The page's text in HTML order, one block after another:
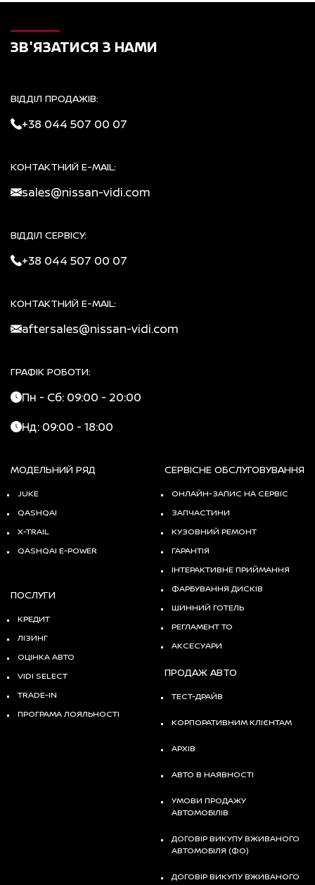
ЗВ'ЯЗАТИСЯ З НАМИ
ВІДДІЛ ПРОДАЖІВ:
+38 044 507 00 07
КОНТАКТНИЙ E-MAIL:
sales@nissan-vidi.com
ВІДДІЛ СЕРВІСУ:
+38 044 507 00 07
КОНТАКТНИЙ E-MAIL:
aftersales@nissan-vidi.com
ГРАФІК РОБОТИ:
Пн - Сб: 09:00 - 20:00
Нд: 09:00 - 18:00
МОДЕЛЬНИЙ РЯД
JUKE
QASHQAI
X-TRAIL
QASHQAI E-POWER
СЕРВІСНЕ ОБСЛУГОВУВАННЯ
ОНЛАЙН-ЗАПИС НА СЕРВІС
ЗАПЧАСТИНИ
КУЗОВНИЙ РЕМОНТ
ГАРАНТІЯ
ІНТЕРАКТИВНЕ ПРИЙМАННЯ
ФАРБУВАННЯ ДИСКІВ
ШИННИЙ ГОТЕЛЬ
РЕГЛАМЕНТ ТО
АКСЕСУАРИ
ПОСЛУГИ
КРЕДИТ
ЛІЗИНГ
ОЦІНКА АВТО
VIDI SELECT
TRADE-IN
ПРОГРАМА ЛОЯЛЬНОСТІ
ПРОДАЖ АВТО
ТЕСТ-ДРАЙВ
КОРПОРАТИВНИМ КЛІЄНТАМ
АРХІВ
АВТО В НАЯВНОСТІ
УМОВИ ПРОДАЖУ
АВТОМОБІЛІВ
ДОГОВІР ВИКУПУ ВЖИВАНОГО
АВТОМОБІЛЯ (ФО)
ДОГОВІР ВИКУПУ ВЖИВАНОГО